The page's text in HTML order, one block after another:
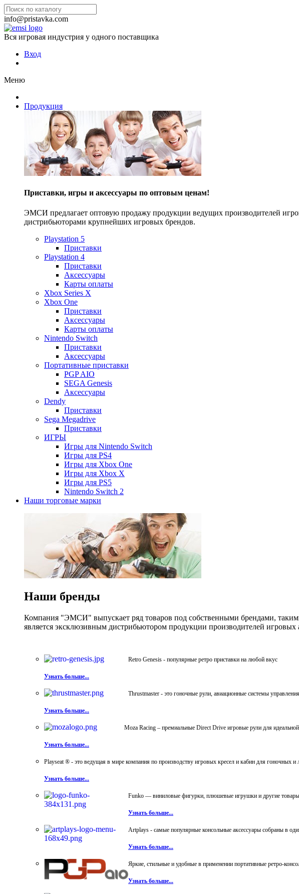
info@pristavka.com
Вся игровая индустрия у одного поставщика
Вход
Меню
Продукция
Приставки, игры и аксессуары по оптовым ценам!
ЭМСИ предлагает оптовую продажу продукции ведущих производителей
дистрибьюторами крупнейших игровых брендов.
Playstation 5
Приставки
Playstation 4
Приставки
Аксессуары
Карты оплаты
Xbox Series X
Xbox One
Приставки
Аксессуары
Карты оплаты
Nintendo Switch
Приставки
Аксессуары
Портативные приставки
PGP AIO
SEGA Genesis
Аксессуары
Dendy
Приставки
Sega Megadrive
Приставки
ИГРЫ
Игры для Nintendo Switch
Игры для PS4
Игры для Xbox One
Игры для Xbox X
Игры для PS5
Nintendo Switch 2
Наши торговые марки
Наши бренды
Компания "ЭМСИ" выпускает ряд товаров под собственными брендами,
является эксклюзивным дистрибьютором продукции производителей
Retro Genesis - популярные ретро приставки на любой вкус
Узнать больше...
Thrustmaster - это гоночные рули, авиационные системы
Узнать больше...
Moza Racing – премиальные Direct Drive игровые рули для
Узнать больше...
Playseat ® - это ведущая в мире компания по производству игровых кресел и кабин для гоночных и
Узнать больше...
Funko — виниловые фигурки, плюшевые игрушки и другие
Узнать больше...
Artplays - самые популярные консольные аксессуары собраны в
Узнать больше...
Яркие, стильные и удобные в применении портативные ретро-
Узнать больше...